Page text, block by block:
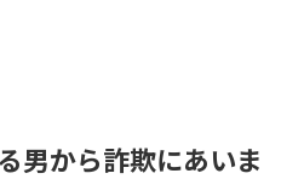
男から詐欺にあいま